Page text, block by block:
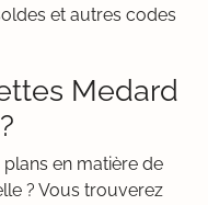
et autres codes
Medard
en matière de
? Vous trouverez